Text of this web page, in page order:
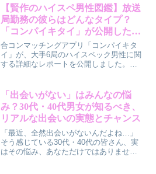
なメカニズムが隠されています。認知心
理学の視点から、五感が仕掛ける「夏マ
ジック」の正体と、具体的な実践テクニ
ックを、筆者・賢作が男性目線でわかり
やすく解説します。
【賢作のハイスペ男性図鑑】放送
局勤務の彼らはどんなタイプ？
「コンパイキタイ」が公開したレ
ポートを深掘り！
合コンマッチングアプリ「コンパイキタ
イ」が、大手6局のハイスペック男性に関
する詳細なレポートを公開しました。フ
な特徴があるのか、賢作が30代・40代の
男女に向けて、恋活・婚活に役立つリア
ルな情報をお届けします。
「出会いがない」はみんなの悩
み？30代・40代男女が知るべき、
リアルな出会いの実態とチャンス
「最近、全然出会いがないんだよね…」
そう感じている30代・40代の皆さん、実
はその悩み、あなただけではありませ